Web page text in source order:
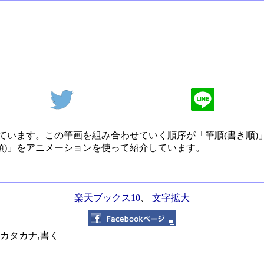
ます。この筆画を組み合わせていく順序が「筆順(書き順)
をアニメーションを使って紹介しています。
楽天ブックス10 文字拡大
タカナ,書く